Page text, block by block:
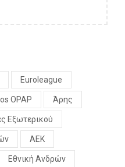
Euroleague
OPAP Άρης
Εξωτερικού
ΑΕΚ
Εθνική Ανδρών